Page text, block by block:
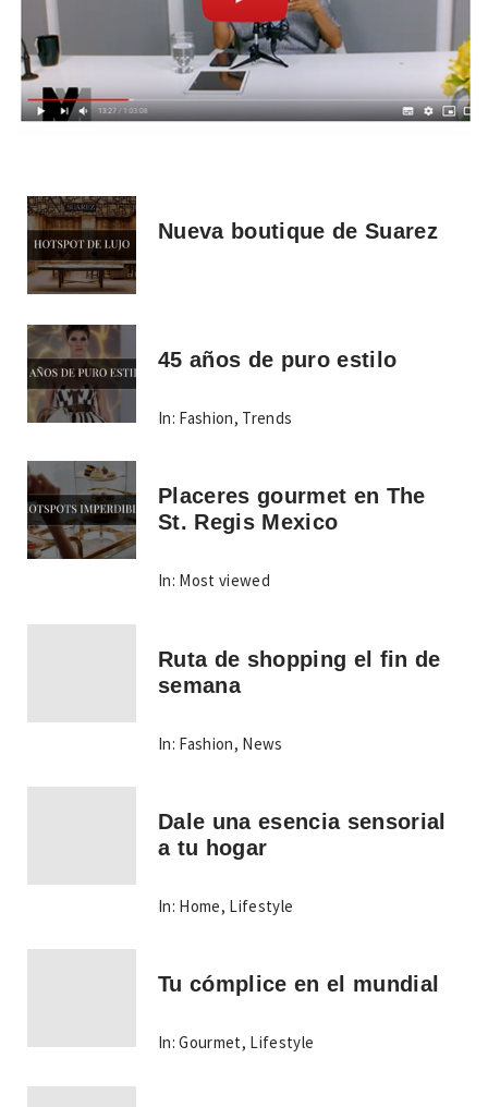
Nueva boutique de Suarez
45 años de puro estilo
In: Fashion, Trends
Placeres gourmet en The
St. Regis Mexico
In: Most viewed
Ruta de shopping el fin de
semana
In: Fashion, News
Dale una esencia sensorial
a tu hogar
In: Home, Lifestyle
Tu cómplice en el mundial
In: Gourmet, Lifestyle